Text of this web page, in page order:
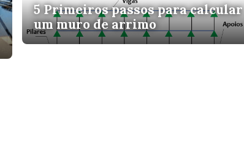
5 Primeiros passos para calcular
um muro de arrimo